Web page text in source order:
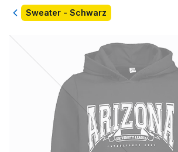
ZurückSweater - Schwarz